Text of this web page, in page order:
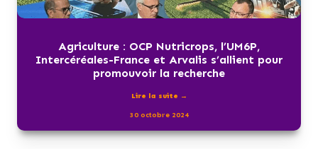
Agriculture : OCP Nutricrops, l’UM6P,
Intercéréales-France et Arvalis s’allient pour
promouvoir la recherche
Lire la suite →
30 octobre 2024